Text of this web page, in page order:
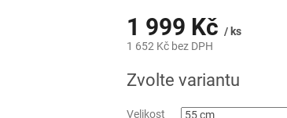
1 999 Kč / ks
1 652 Kč bez DPH
cena:
Zvolte variantu
Velikost